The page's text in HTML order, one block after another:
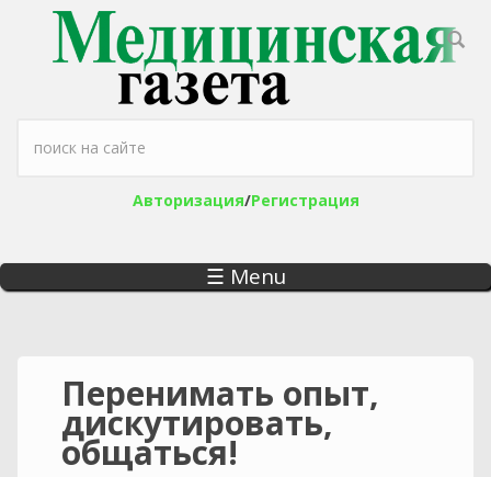
Перейти к основному содержанию
Форма поиска
Авторизация/Регистрация
☰ Menu
Перенимать опыт,
дискутировать,
общаться!